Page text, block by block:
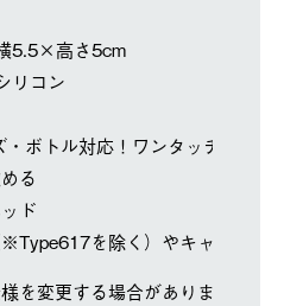
5.5×高さ5cm
リコン
・ボトル対応！ワンタッチ開閉キ
る
ド
※Type617を除く）やキャリータ
変更する場合があります。